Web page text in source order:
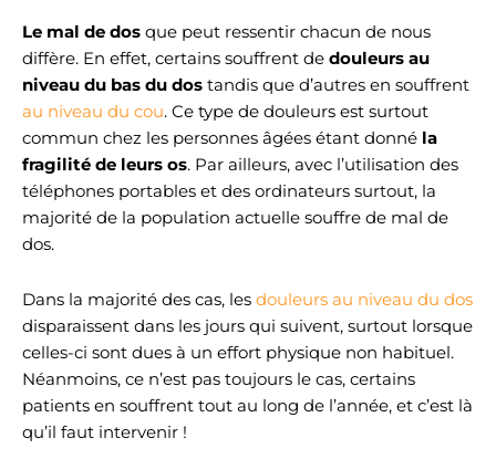
Le mal de dos que peut ressentir chacun de nous
diffère. En effet, certains souffrent de douleurs au
niveau du bas du dos tandis que d’autres en souffrent
au niveau du cou. Ce type de douleurs est surtout
commun chez les personnes âgées étant donné la
fragilité de leurs os. Par ailleurs, avec l’utilisation des
téléphones portables et des ordinateurs surtout, la
majorité de la population actuelle souffre de mal de
dos.
Dans la majorité des cas, les douleurs au niveau du dos
disparaissent dans les jours qui suivent, surtout lorsque
celles-ci sont dues à un effort physique non habituel.
Néanmoins, ce n’est pas toujours le cas, certains
patients en souffrent tout au long de l’année, et c’est là
qu’il faut intervenir !